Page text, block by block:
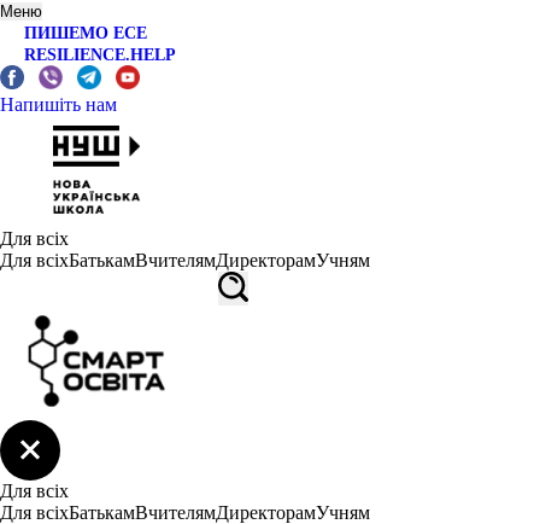
Меню
ПИШЕМО ЕСЕ
RESILIENCE.HELP
Напишіть нам
Для всіх
Для всіхБатькамВчителямДиректорамУчням
Для всіх
Для всіхБатькамВчителямДиректорамУчням